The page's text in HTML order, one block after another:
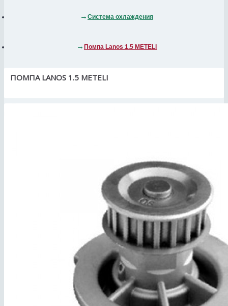
Система охлаждения
Помпа Lanos 1.5 METELI
ПОМПА LANOS 1.5 METELI